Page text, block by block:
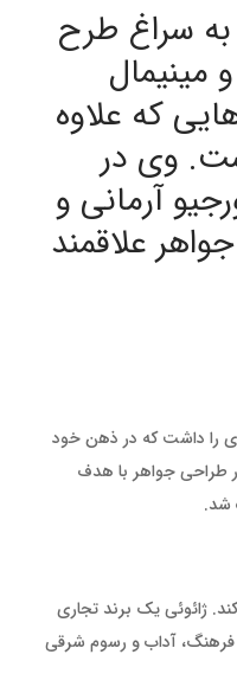
به سراغ طرح
مینیمال
که علاوه
وی در
آرمانی و
علاقمند
به شهرت رسید. درسال 1980 قصد خرید جواهری را داشت که در ذهن خود
در سال 1994 مجوز شروع کار خود در طراحی جواهر با هدف
شد.
ژائوئی یک برند تجاری
آداب و رسوم شرقی